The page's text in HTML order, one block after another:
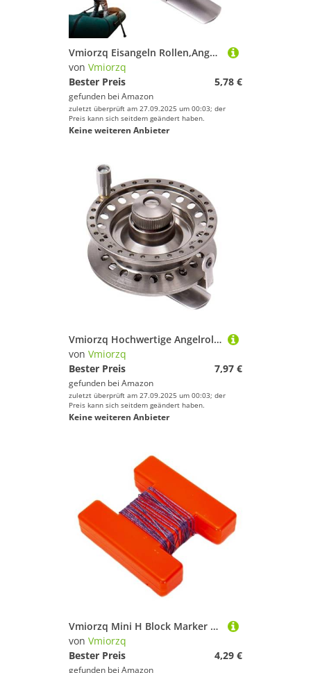
Vmiorzq Eisangeln Rollen,Angelrolle Aus Aluminiumlegierung Mit Ergonomischer Kurbel Für Männer | Angler Ausrüstung Mit Bequemem Griff Für Vater Sohn Ehemann Onkel Nachbar Freunde
von Vmiorzq
Bester Preis
5,78 €
gefunden bei Amazon
zuletzt überprüft am 27.09.2025 um 00:03; der
Preis kann sich seitdem geändert haben.
Keine weiteren Anbieter
Vmiorzq Hochwertige Angelrolle, Aluminium Legierung Eisfischen Spinnrolle Mit Ergonomischer Kurbel, Angler Ausrüstung Mit Bequemem Griff Für Vater Sohn Ehemann Onkel Nachbar Freunde
von Vmiorzq
Bester Preis
7,97 €
gefunden bei Amazon
zuletzt überprüft am 27.09.2025 um 00:03; der
Preis kann sich seitdem geändert haben.
Keine weiteren Anbieter
Vmiorzq Mini H Block Marker | Karpfenangeln H Block Marker - Pose zum Karpfenangeln Markieren Spot Brassen
von Vmiorzq
Bester Preis
4,29 €
gefunden bei Amazon